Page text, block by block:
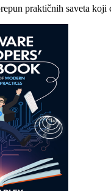
praktičnih saveta koji